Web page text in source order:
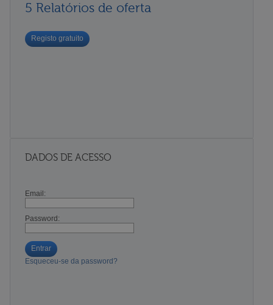
5 Relatórios de oferta
Registo gratuito
DADOS DE ACESSO
Email:
Password:
Entrar
Esqueceu-se da password?